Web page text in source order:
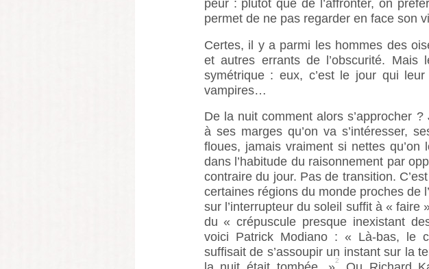
peur : plutôt que de l’affronter, on
permet de ne pas regarder en face son
Certes, il y a parmi les hommes des
et autres errants de l’obscurité. Mais
symétrique : eux, c’est le jour qui
vampires…
De la nuit comment alors s’approcher
à ses marges qu’on va s’intéresser,
floues, jamais vraiment si nettes qu’on
dans l’habitude du raisonnement par
contraire du jour. Pas de transition.
certaines régions du monde proches de
sur l’interrupteur du soleil suffit à « faire
du « crépuscule presque inexistant
voici Patrick Modiano : « Là-bas, le
suffisait de s’assoupir un instant sur la
2